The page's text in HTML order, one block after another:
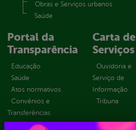
Obras e Serviços urbanos
Saúde
Portal da
Transparência
Educação
Saúde
Atos normativos
Convênios e
Transferências
Dados Abertos
Carta de
Serviços
Ouvidoria e
Serviço de
Informação
Tribuna